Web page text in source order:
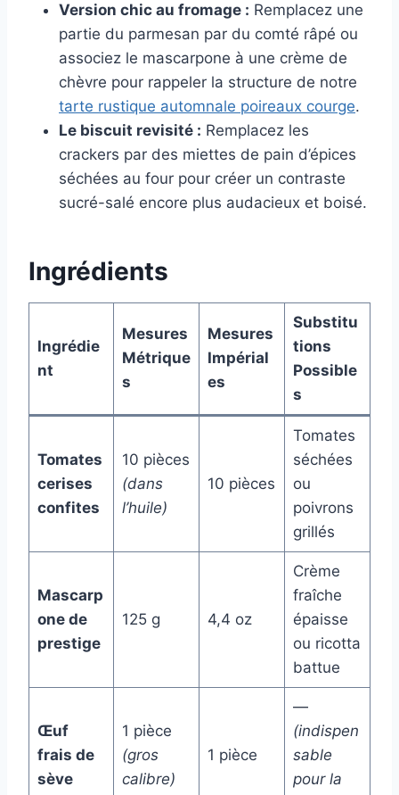
Version chic au fromage : Remplacez une
partie du parmesan par du comté râpé ou
associez le mascarpone à une crème de
chèvre pour rappeler la structure de notre
tarte rustique automnale poireaux courge.
Le biscuit revisité : Remplacez les
crackers par des miettes de pain d’épices
séchées au four pour créer un contraste
sucré-salé encore plus audacieux et boisé.
Ingrédients
Ingrédie
nt
Mesures
Métrique
s
Mesures
Impérial
es
Substitu
tions
Possible
s
Tomates
cerises
confites
10 pièces
(dans
l’huile)
10 pièces
Tomates
séchées
ou
poivrons
grillés
Mascarp
one de
prestige
125 g 4,4 oz
Crème
fraîche
épaisse
ou ricotta
battue
Œuf
frais de
sève
1 pièce
(gros
calibre)
1 pièce
—
(indispen
sable
pour la